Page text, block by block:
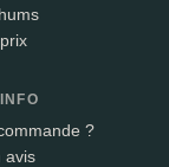
?
avis